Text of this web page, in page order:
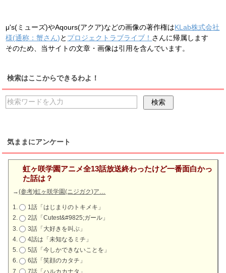
μ's(ミューズ)やAqours(アクア)などの画像の著作権はKLab株式会社
様(通称：蟹さん)と プロジェクトラブライブ！ さんに帰属します
そのため、当サイトの文章・画像は引用を含んでいます。
検索はここからできるわよ！
気ままにアンケート
虹ヶ咲学園アニメ全13話放送終わったけど一番面白かっ
た話は？
→(参考)虹ヶ咲学園(ニジガク)ア…
1話「はじまりのトキメキ」
2話「Cutest&#9825;ガール」
3話「大好きを叫ぶ」
4話は「未知なるミチ」
5話「今しかできないことを」
6話「笑顔のカタチ」
7話「ハルカカナタ」